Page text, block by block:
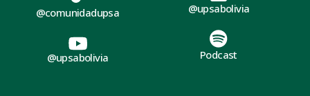
@comunidadupsa
@upsabolivia
@upsabolivia
Podcast